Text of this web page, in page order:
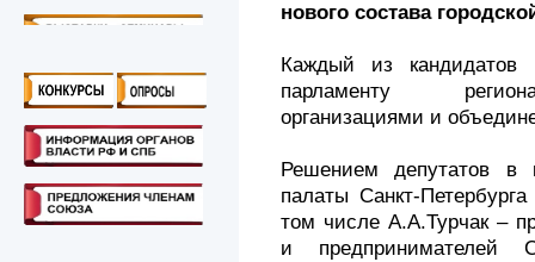
нового состава
Каждый из кандидатов
парламенту
организациями и
Решением депутатов в
палаты Санкт-
том числе А.А.Турчак –
и предпринимателей